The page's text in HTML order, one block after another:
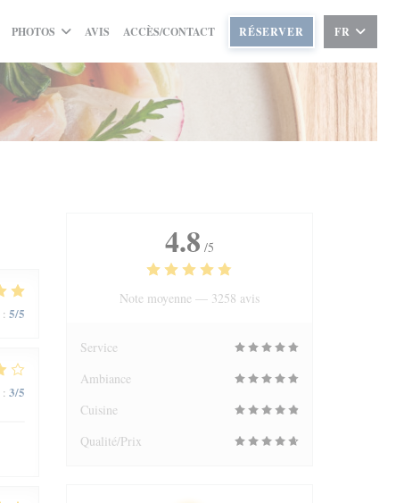
PHOTOS AVIS ACCÈS/CONTACT RÉSERVER FR
: 5/5
: 3/5
4.8 /5
Note moyenne — 3258 avis
Service
Ambiance
Cuisine
Qualité/Prix